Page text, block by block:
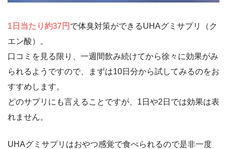
1日当たり約37円 で体臭対策ができるUHAグミサプリ（ク
エン酸）。
口コミを見る限り、一週間飲み続けてから徐々に効果がみ
られるようですので、まずは10日分から試してみるのをお
すすめします。
どのサプリにも言えることですが、1日や2日では効果は表
れません。
UHAグミサプリはおやつ感覚で食べられるので是非一度